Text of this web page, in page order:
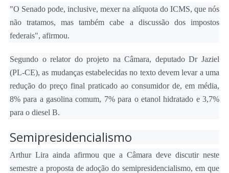
"O Senado pode, inclusive, mexer na alíquota do ICMS, que nós
não tratamos, mas também cabe a discussão dos impostos
federais", afirmou.
Segundo o relator do projeto na Câmara, deputado Dr Jaziel
(PL-CE), as mudanças estabelecidas no texto devem levar a uma
redução do preço final praticado ao consumidor de, em média,
8% para a gasolina comum, 7% para o etanol hidratado e 3,7%
para o diesel B.
Semipresidencialismo
Arthur Lira ainda afirmou que a Câmara deve discutir neste
semestre a proposta de adoção do semipresidencialismo, em que